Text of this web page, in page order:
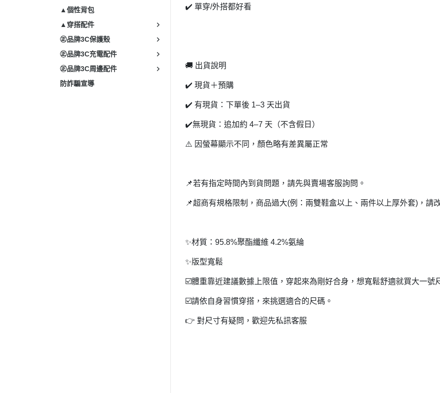
▲個性背包
▲穿搭配件
㊣品牌3C保護殼
㊣品牌3C充電配件
㊣品牌3C周邊配件
防詐騙宣導
✔️ 單穿/外搭都好看
🚚 出貨說明
✔️ 現貨＋預購
✔️ 有現貨：下單後 1–3 天出貨
✔️無現貨：追加約 4–7 天（不含假日）
⚠️ 因螢幕顯示不同，顏色略有差異屬正常
📌若有指定時間內到貨問題，請先與賣場客服詢問。
📌超商有規格限制，商品過大(例：兩雙鞋盒以上、兩件以上厚外套)，請
✨材質：95.8%聚酯纖維 4.2%氨綸
✨版型寬鬆
☑️體重靠近建議數據上限值，穿起來為剛好合身，想寬鬆舒適就買大一號
☑️請依自身習慣穿搭，來挑選適合的尺碼。
👉 對尺寸有疑問，歡迎先私訊客服